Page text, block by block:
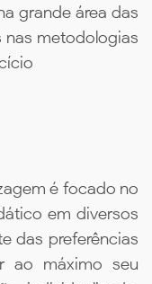
grande área das
metodologias
é focado no
em diversos
das preferências
ao máximo seu